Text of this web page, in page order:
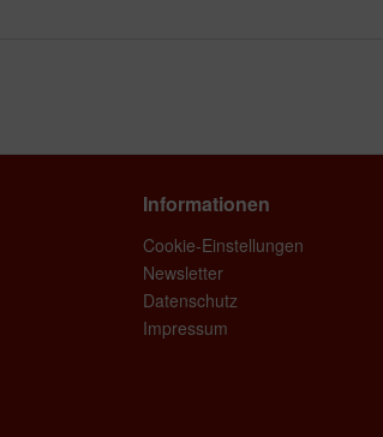
Informationen
Cookie-Einstellungen
Newsletter
Datenschutz
Impressum